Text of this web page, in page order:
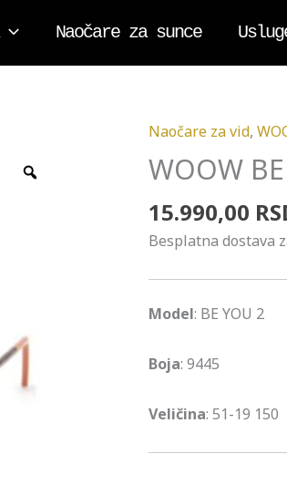
Naočare za sunce
Naočare za vid,
WOOW
15.990,00
Besplatna dostava
Model: BE YOU 2
Boja: 9445
Veličina: 51-19 150
WOOW
BE
YOU
2
količina